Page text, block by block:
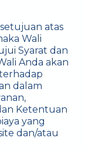
atas
Wali
Syarat dan
Anda akan
dalam
Ketentuan
yang
dan/atau